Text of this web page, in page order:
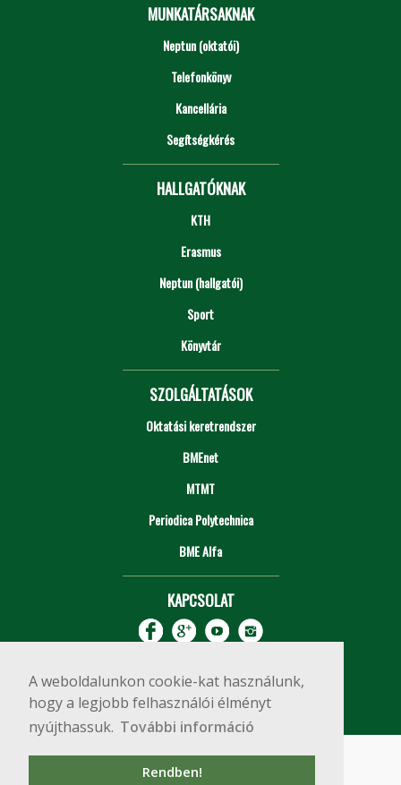
A weboldalunkon cookie-kat használunk,
hogy a legjobb felhasználói élményt
nyújthassuk. További információ
Rendben!
MUNKATÁRSAKNAK
Neptun (oktatói)
Telefonkönyv
Kancellária
Segítségkérés
HALLGATÓKNAK
KTH
Erasmus
Neptun (hallgatói)
Sport
Könyvtár
SZOLGÁLTATÁSOK
Oktatási keretrendszer
BMEnet
MTMT
Periodica Polytechnica
BME Alfa
KAPCSOLAT
Copyright © 2020 BME Építőmérnöki Kar
1111 Budapest, Műegyetem rkp. 3.